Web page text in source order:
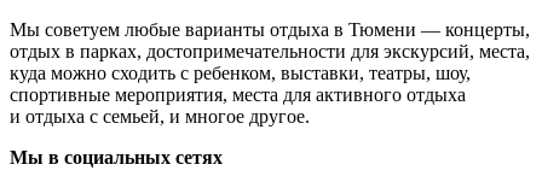
Мы советуем любые варианты отдыха в Тюмени — концерты,
отдых в парках, достопримечательности для экскурсий, места,
куда можно сходить с ребенком, выставки, театры, шоу,
спортивные мероприятия, места для активного отдыха
и отдыха с семьей, и многое другое.
Мы в социальных сетях